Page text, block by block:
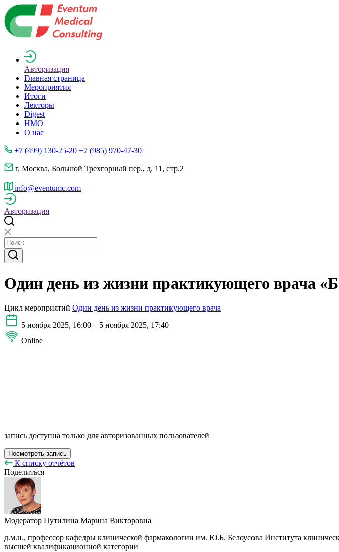
Авторизация
Главная страница
Мероприятия
Итоги
Лекторы
Digest
НМО
О нас
+7 (499) 130-25-20 +7 (985) 970-47-30
г. Москва, Большой Трехгорный пер., д. 11, стр.2
info@eventumc.com
Авторизация
Один день из жизни практикующего врача
Цикл мероприятий Один день из жизни практикующего врача
5 ноября 2025, 16:00 – 5 ноября 2025, 17:40
Online
запись доступна только для авторизованных пользователей
Посмотреть запись
К списку отчётов
Поделиться
Модератор Путилина Марина Викторовна
д.м.н., профессор кафедры клинической фармакологии им. Ю.Б. Белоусова Института
высшей квалификационной категории